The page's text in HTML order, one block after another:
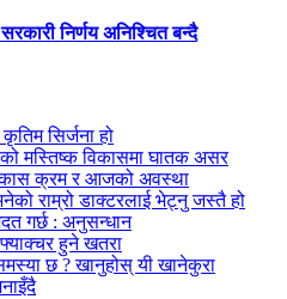
निर्णय अनिश्चित बन्दै
सिर्जना हो
मस्तिष्क विकासमा घातक असर
क्रम र आजको अवस्था
राम्रो डाक्टरलाई भेट्नु जस्तै हो
गर्छ : अनुसन्धान
फ्याक्चर हुने खतरा
छ ? खानुहोस् यी खानेकुरा